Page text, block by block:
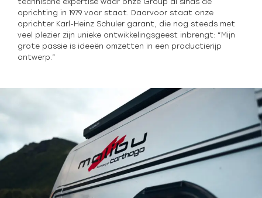
technische expertise waar onze Group al sinds de
oprichting in 1979 voor staat. Daarvoor staat onze
oprichter Karl-Heinz Schuler garant, die nog steeds met
veel plezier zijn unieke ontwikkelingsgeest inbrengt: “Mijn
grote passie is ideeën omzetten in een productierijp
ontwerp.”